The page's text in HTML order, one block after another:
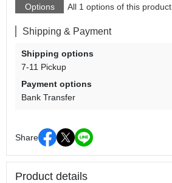
Options All 1 options of this product.
Shipping & Payment
Shipping options
7-11 Pickup
Payment options
Bank Transfer
Share
Product details